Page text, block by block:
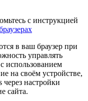
с инструкцией
в ваш браузер при
управлять
использованием
на своём устройстве,
настройки
сайта.